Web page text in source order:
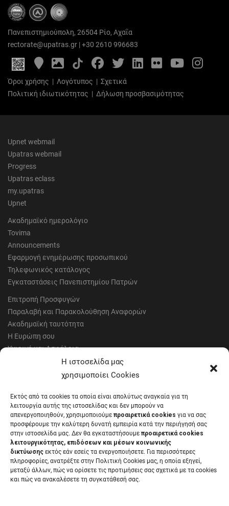
Η ιστοσελίδα μας
χρησιμοποίει Cookies
Εκτός από τα cookies τα οποία είναι απολύτως αναγκαία για τη
λειτουργία αυτής της ιστοσελίδας και δεν μπορούν να
απενεργοποιηθούν, χρησιμοποιούμε προαιρετικά cookies για να σας
προσφέρουμε την καλύτερη δυνατή εμπειρία κατά την περιήγησή σας
στην ιστοσελίδα μας. Δεν θα εγκαταστήσουμε προαιρετικά cookies
λειτουργικότητας, επιδόσεων και μέσων κοινωνικής
δικτύωσης εκτός εάν εσείς τα ενεργοποιήσετε. Για περισσότερες
πληροφορίες, ανατρέξτε στην Πολιτική Cookies μας, η οποία εξηγεί,
μεταξύ άλλων, πώς να ορίσετε τις προτιμήσεις σας σχετικά με τα cookies
και πώς να ανακαλέσετε τη συγκατάθεσή σας.
Πανεπιστημιούπολη, 26504 Ρίο, Αχαΐα
rectorate@upatras.gr |+30 2610 996683
Google
Maps
Photo
Gallery
FacebookTwitterLinkedIn
FlickrYouTube
Όροι χρήσης | Λογότυπος | Σχετικά
Πολιτική ιδιωτικότητας | Δήλωση προσβασιμότητας
Upnet webmail
Upatras webmail
Progress
Upatras eclass
my.upatras
Upnet
Ακαδημαϊκό ημερολόγιο
Tovima
Announcements
Εφαρμογή ενημέρωσης προσωπικού
Τηλεφωνικός κατάλογος
Εγκαταστάσεις Πανεπιστημίου Πατρών
Επιτροπή Προσφυγών
Παραλαβή και Παρακολούθηση Αναφορών
Ακαδημαϊκή ταυτότητα
Η Ευρώπη σου
Υγιεινή και Ασφάλεια
Έντυπα Οικονομικής Υπηρεσίας
Έντυπα Διοικητικών Υπηρεσιών
Μητρώα αξιολογητών
Δημόσια Διαβούλευση
Συνεδριάσεις Συγκλήτου
Συνεδριάσεις Συμβουλίου Διοίκησης
EUNICoast European University